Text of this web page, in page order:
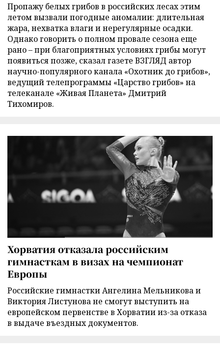
Пропажу белых грибов в российских лесах этим
летом вызвали погодные аномалии: длительная
жара, нехватка влаги и нерегулярные осадки.
Однако говорить о полном провале сезона еще
рано – при благоприятных условиях грибы могут
появиться позже, сказал газете ВЗГЛЯД автор
научно-популярного канала «Охотник до грибов»,
ведущий телепрограммы «Царство грибов» на
телеканале «Живая Планета» Дмитрий
Тихомиров.
Хорватия отказала российским
гимнасткам в визах на чемпионат
Европы
Российские гимнастки Ангелина Мельникова и
Виктория Листунова не смогут выступить на
европейском первенстве в Хорватии из-за отказа
в выдаче въездных документов.